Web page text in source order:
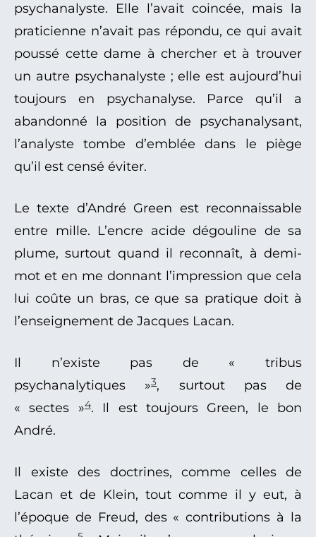
psychanalyste. Elle l’avait coincée, mais la
praticienne n’avait pas répondu, ce qui avait
poussé cette dame à chercher et à trouver
un autre psychanalyste ; elle est aujourd’hui
toujours en psychanalyse. Parce qu’il a
abandonné la position de psychanalysant,
l’analyste tombe d’emblée dans le piège
qu’il est censé éviter.
Le texte d’André Green est reconnaissable
entre mille. L’encre acide dégouline de sa
plume, surtout quand il reconnaît, à demi-
mot et en me donnant l’impression que cela
lui coûte un bras, ce que sa pratique doit à
l’enseignement de Jacques Lacan.
Il n’existe pas de « tribus
psychanalytiques »3, surtout pas de
« sectes »4. Il est toujours Green, le bon
André.
Il existe des doctrines, comme celles de
Lacan et de Klein, tout comme il y eut, à
l’époque de Freud, des « contributions à la